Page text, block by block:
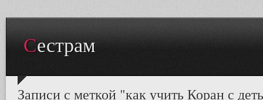
Сестрам
Записи с меткой "как учить Коран с